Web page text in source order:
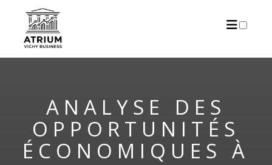
ANALYSE DES
OPPORTUNITÉS
ÉCONOMIQUES À